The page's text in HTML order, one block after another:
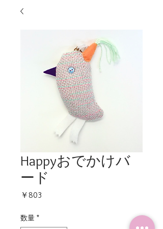
Happyおでかけバ
ード
￥803
数量 *